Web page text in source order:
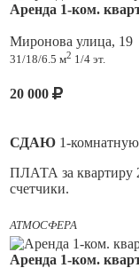
подходит
А теперь
КВАРТИРА
хранения вещей.
экономию средств.
детский садик
ЗВОНИТЕ или
Аренда 1-ком.
Миронова улица, 19
31/18/6.5 м2 1/4 эт.
20 000
СДАЮ 1-
ПЛАТА за квартиру
счетчики.
Состояние чистое и
ремонт. Окна
кухня 6,5м,
АТМОСФЕРА
Аренда 1-ком.